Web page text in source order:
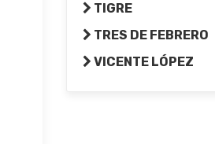
TIGRE
TRES DE FEBRERO
VICENTE LÓPEZ